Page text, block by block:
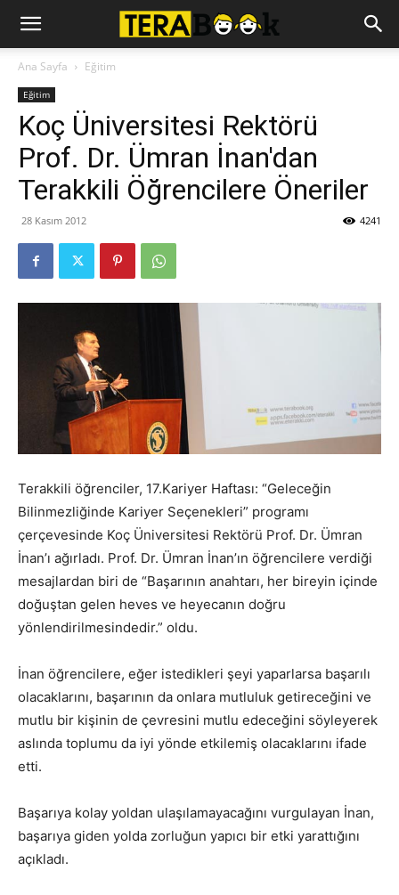
Ana Sayfa Eğitim
Eğitim
Koç Üniversitesi Rektörü
Prof. Dr. Ümran İnan'dan
Terakkili Öğrencilere Öneriler
28 Kasım 2012 4241
Terakkili öğrenciler, 17.Kariyer Haftası: “Geleceğin
Bilinmezliğinde Kariyer Seçenekleri” programı
çerçevesinde Koç Üniversitesi Rektörü Prof. Dr. Ümran
İnan’ı ağırladı. Prof. Dr. Ümran İnan’ın öğrencilere verdiği
mesajlardan biri de “Başarının anahtarı, her bireyin içinde
doğuştan gelen heves ve heyecanın doğru
yönlendirilmesindedir.” oldu.
İnan öğrencilere, eğer istedikleri şeyi yaparlarsa başarılı
olacaklarını, başarının da onlara mutluluk getireceğini ve
mutlu bir kişinin de çevresini mutlu edeceğini söyleyerek
aslında toplumu da iyi yönde etkilemiş olacaklarını ifade
etti.
Başarıya kolay yoldan ulaşılamayacağını vurgulayan İnan,
başarıya giden yolda zorluğun yapıcı bir etki yarattığını
açıkladı.